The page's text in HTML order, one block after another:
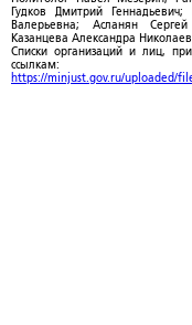
Гудков Дмитрий
Валерьевна; Асланян
Казанцева Александра
Списки организаций и лиц,
ссылкам:
https://minjust.gov.ru/uploaded/